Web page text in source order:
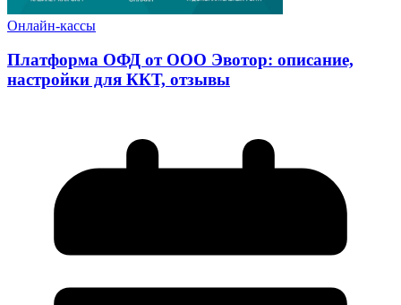
Онлайн-кассы
Платформа ОФД от ООО Эвотор: описание,
настройки для ККТ, отзывы